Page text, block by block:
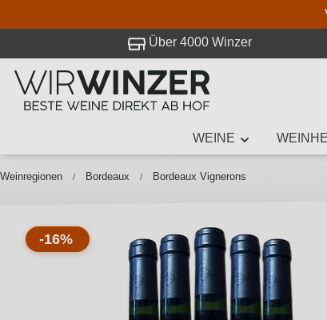
Über 4000 Winzer
WEINE
Weinregionen Bordeaux Bordeaux Vignerons
-16%
bei WirWinzer.